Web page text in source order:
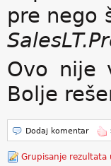
pre nego
Ovo nije
Bolje
Dodaj komentar
Grupisanje rezultata